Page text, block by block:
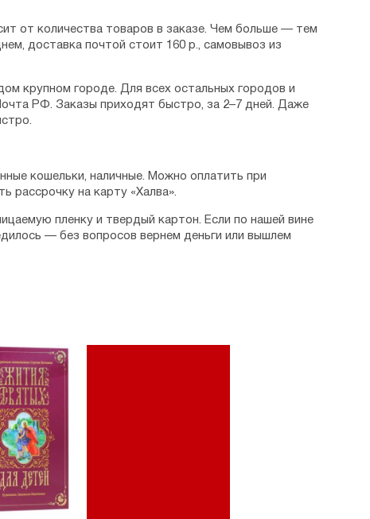
от количества товаров в заказе. Чем больше — тем
доставка почтой стоит 160 р., самовывоз из
крупном городе. Для всех остальных городов и
РФ. Заказы приходят быстро, за 2–7 дней. Даже
кошельки, наличные. Можно оплатить при
рассрочку на карту «Халва».
пленку и твердый картон. Если по нашей вине
— без вопросов вернем деньги или вышлем